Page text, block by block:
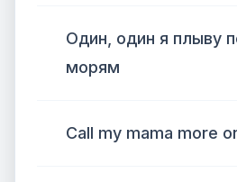
Один, один я плыву
морям
Call my mama more